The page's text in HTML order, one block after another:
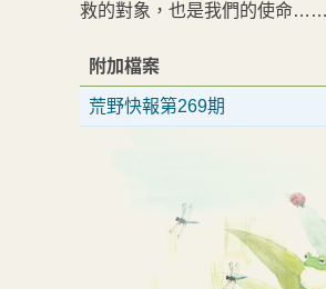
救的對象，也是我們的使命
附加檔案
荒野快報第269期